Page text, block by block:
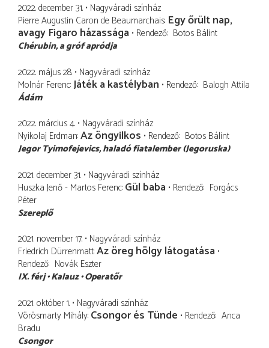
2022. december 31. Nagyváradi színház
Pierre Augustin Caron de Beaumarchais Egy őrült nap,
avagy Figaro házassága Rendező Botos Bálint
Chérubin a gróf apródja
2022. május 28. Nagyváradi színház
Molnár Ferenc Játék a kastélyban Rendező Balogh Attila
Ádám
2022. március 4. Nagyváradi színház
Nyikolaj Erdman Az öngyilkos Rendező Botos Bálint
Jegor Tyimofejevics haladó fiatalember (Jegoruska)
2021. december 31. Nagyváradi színház
Huszka Jenő - Martos Ferenc Gül baba Rendező Forgács
Péter
Szereplő
2021. november 17. Nagyváradi színház
Friedrich Dürrenmatt Az öreg hölgy látogatása
Rendező Novák Eszter
IX. férj Kalauz Operatőr
2021. október 1. Nagyváradi színház
Vörösmarty Mihály Csongor és Tünde Rendező Anca
Bradu
Csongor